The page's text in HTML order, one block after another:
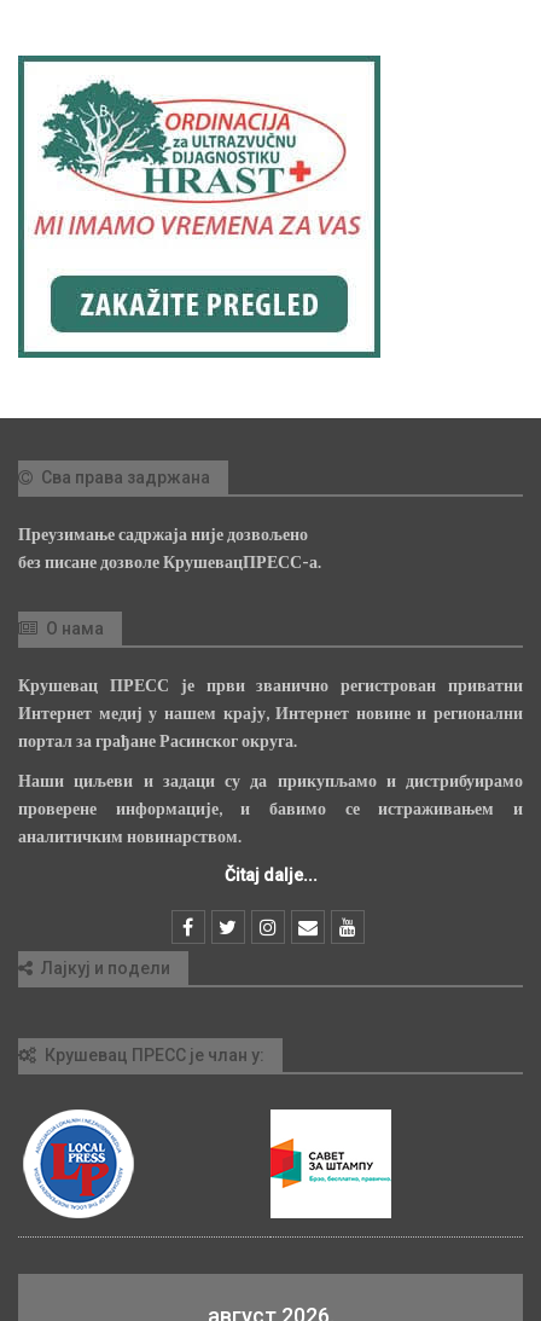
Сва права задржана
Преузимање садржаја није дозвољено
без писане дозволе КрушевацПРЕСС-а.
О нама
Крушевац ПРЕСС је први званично регистрован приватни
Интернет медиј у нашем крају, Интернет новине и регионални
портал за грађане Расинског округа.
Наши циљеви и задаци су да прикупљамо и дистрибуирамо
проверене информације, и бавимо се истраживањем и
аналитичким новинарством.
Čitaj dalje...
Лајкуј и подели
Крушевац ПРЕСС је члан у:
август 2026.